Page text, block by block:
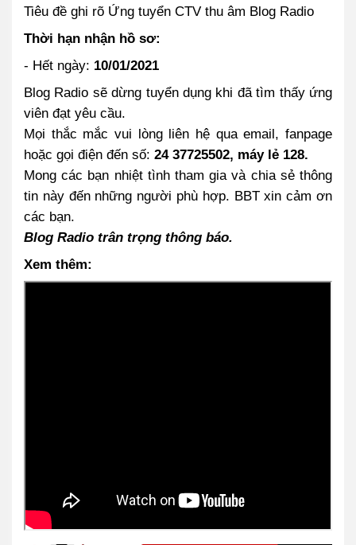
Tiêu đề ghi rõ Ứng tuyển CTV thu âm Blog Radio
Thời hạn nhận hồ sơ:
- Hết ngày: 10/01/2021
Blog Radio sẽ dừng tuyển dụng khi đã tìm thấy ứng
viên đạt yêu cầu.
Mọi thắc mắc vui lòng liên hệ qua email, fanpage
hoặc gọi điện đến số: 24 37725502, máy lẻ 128.
Mong các bạn nhiệt tình tham gia và chia sẻ thông
tin này đến những người phù hợp. BBT xin cảm ơn
các bạn.
Blog Radio trân trọng thông báo.
Xem thêm: